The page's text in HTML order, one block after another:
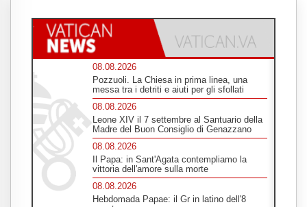
08.08.2026
Pozzuoli. La Chiesa in prima linea, una
messa tra i detriti e aiuti per gli sfollati
08.08.2026
Leone XIV il 7 settembre al Santuario della
Madre del Buon Consiglio di Genazzano
08.08.2026
Il Papa: in Sant'Agata contempliamo la
vittoria dell'amore sulla morte
08.08.2026
Hebdomada Papae: il Gr in latino dell'8